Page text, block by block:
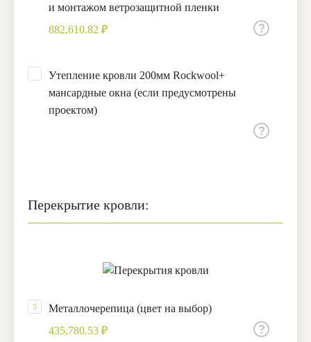
и монтажом ветрозащитной пленки
882,610.82 ₽
Утепление кровли 200мм Rockwool+
мансардные окна (если предусмотрены
проектом)
Перекрытие кровли:
Металлочерепица (цвет на выбор)
435,780.53 ₽